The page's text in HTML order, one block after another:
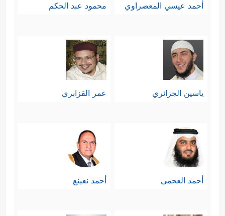
أحمد عيسي المعصراوي محمود عبد الحكم
ياسين الجزائري عمر القزابري
أحمد العجمي أحمد نعينع